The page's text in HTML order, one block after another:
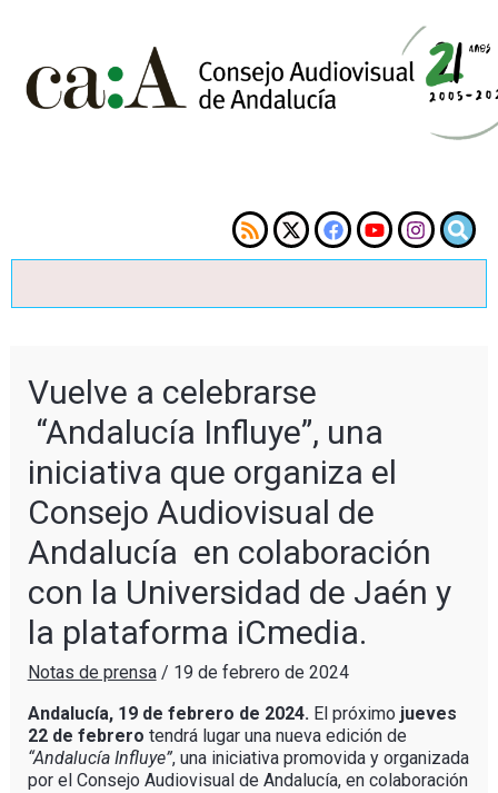
Vuelve a celebrarse
“Andalucía Influye”, una
iniciativa que organiza el
Consejo Audiovisual de
Andalucía en colaboración
con la Universidad de Jaén y
la plataforma iCmedia.
Notas de prensa/ 19 de febrero de 2024
Andalucía, 19 de febrero de 2024.El próximo jueves
22 de febrero tendrá lugar una nueva edición de
“Andalucía Influye”, una iniciativa promovida y organizada
por el Consejo Audiovisual de Andalucía, en colaboración